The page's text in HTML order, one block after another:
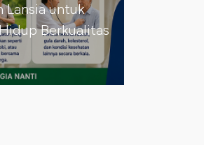
Lansia untuk
Berkualitas